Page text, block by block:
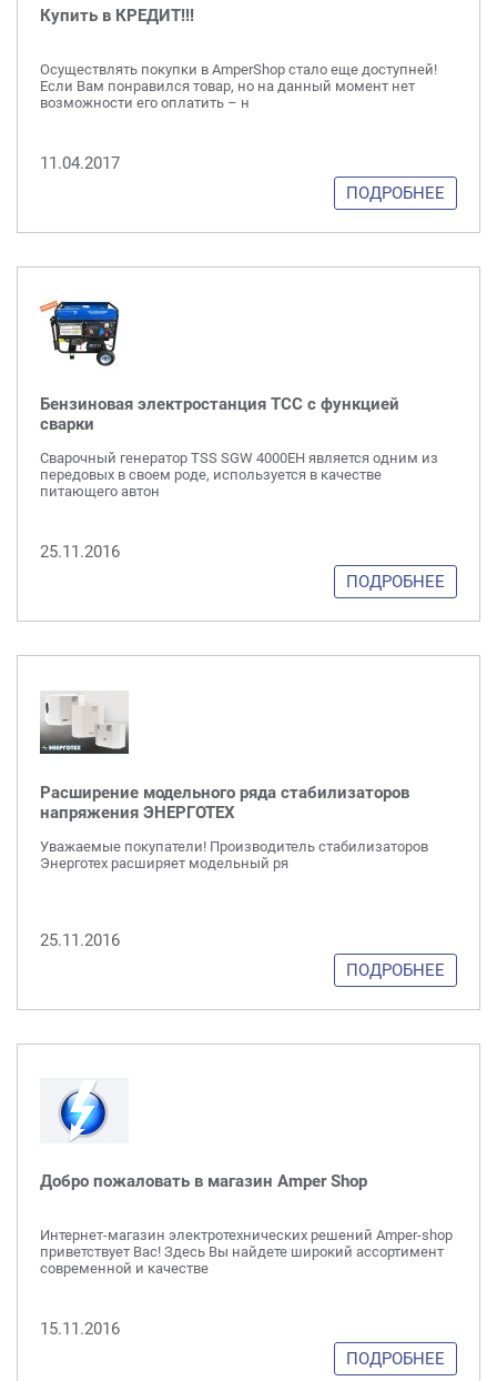
Купить в КРЕДИТ!!!
Осуществлять покупки в AmperShop стало еще доступней!
Если Вам понравился товар, но на данный момент нет
возможности его оплатить – н
11.04.2017
ПОДРОБНЕЕ
Бензиновая электростанция ТСС с функцией
сварки
Сварочный генератор TSS SGW 4000EH является одним из
передовых в своем роде, используется в качестве
питающего автон
25.11.2016
ПОДРОБНЕЕ
Расширение модельного ряда стабилизаторов
напряжения ЭНЕРГОТЕХ
Уважаемые покупатели! Производитель стабилизаторов
Энерготех расширяет модельный ря
25.11.2016
ПОДРОБНЕЕ
Добро пожаловать в магазин Amper Shop
Интернет-магазин электротехнических решений Amper-shop
приветствует Вас! Здесь Вы найдете широкий ассортимент
современной и качестве
15.11.2016
ПОДРОБНЕЕ